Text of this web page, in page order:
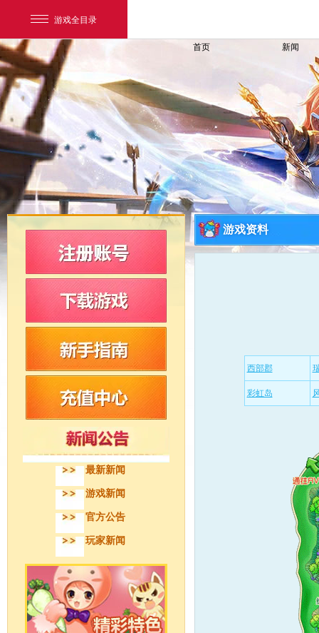
游戏全目录
网易游戏
游戏爱好者
我的足迹： 新飞飞
首页 新闻
最新新闻
游戏新闻
官方公告
玩家新闻
游戏资料
西部郡
彩虹岛